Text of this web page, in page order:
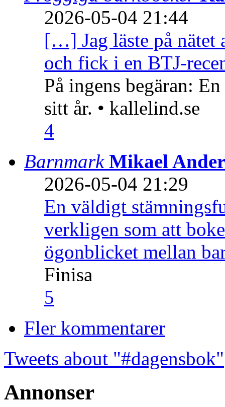
2026-05-04 21:44
[…] Jag läste på nätet
och fick i en BTJ-
På ingens begäran:
sitt år. • kallelind.se
4
Barnmark Mikael
2026-05-04 21:29
En väldigt
verkligen som att
ögonblicket mellan
Finisa
5
Fler kommentarer
Tweets about "#dagensbok"
Annonser